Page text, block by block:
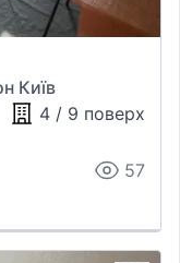
Київ
4 / 9 поверх
57